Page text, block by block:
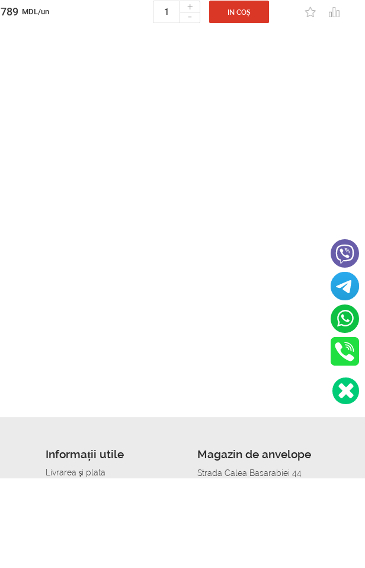
789 MDL/un +
- IN COȘ
Informații utile
Livrarea şi plata
Magazin de anvelope
Strada Calea Basarabiei 44